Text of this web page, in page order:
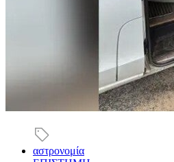
αστρονομία